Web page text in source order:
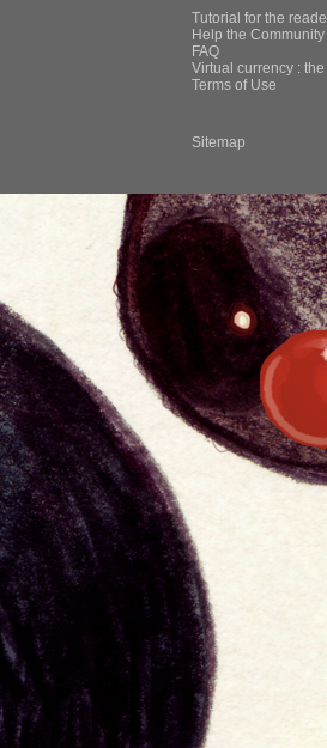
Tutorial for the
Help the
FAQ
Virtual currency :
Terms of Use
Sitemap